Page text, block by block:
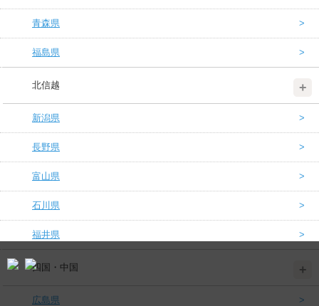
青森県
福島県
北信越
新潟県
長野県
富山県
石川県
福井県
四国・中国
広島県